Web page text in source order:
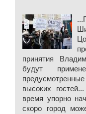
принятия
будут
высоких
время упорно
скоро город